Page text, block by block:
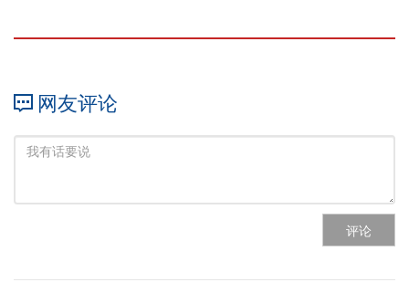
网友评论
评论